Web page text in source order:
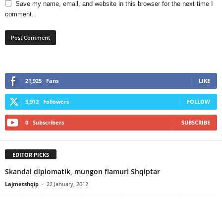
Save my name, email, and website in this browser for the next time I
comment.
21,925 Fans LIKE
3,912 Followers FOLLOW
0 Subscribers SUBSCRIBE
EDITOR PICKS
Skandal diplomatik, mungon flamuri Shqiptar
Lajmetshqip - 22 January, 2012